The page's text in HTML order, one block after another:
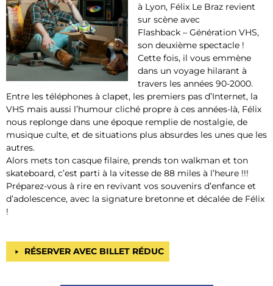
à Lyon, Félix Le Braz revient
sur scène avec
Flashback – Génération VHS,
son deuxième spectacle !
Cette fois, il vous emmène
dans un voyage hilarant à
travers les années 90-2000.
Entre les téléphones à clapet, les premiers pas d’Internet, la
VHS mais aussi l’humour cliché propre à ces années-là, Félix
nous replonge dans une époque remplie de nostalgie, de
musique culte, et de situations plus absurdes les unes que les
autres.
Alors mets ton casque filaire, prends ton walkman et ton
skateboard, c’est parti à la vitesse de 88 miles à l’heure !!!
Préparez-vous à rire en revivant vos souvenirs d’enfance et
d’adolescence, avec la signature bretonne et décalée de Félix
!
RÉSERVER AVEC BILLET RÉDUC